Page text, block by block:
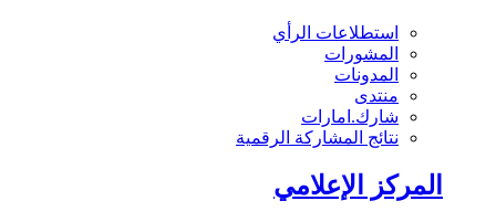
استطلاعات الرأي
المشورات
المدونات
منتدى
شارك.امارات
نتائج المشاركة الرقمية
المركز الإعلامي